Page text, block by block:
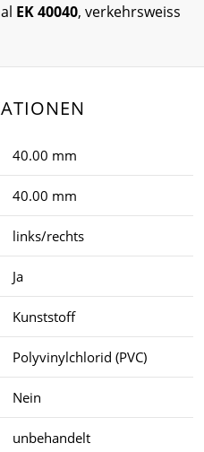
EK 40040, verkehrsweiss
40.00 mm
40.00 mm
links/rechts
Ja
Kunststoff
Polyvinylchlorid (PVC)
Nein
unbehandelt